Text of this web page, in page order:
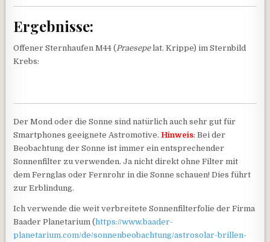
Ergebnisse:
Offener Sternhaufen M44 ( Praesepelat. Krippe) im Sternbild
Krebs:
Der Mond oder die Sonne sind natürlich auch sehr gut für
Smartphones geeignete Astromotive. Hinweis: Bei der
Beobachtung der Sonne ist immer ein entsprechender
Sonnenfilter zu verwenden. Ja nicht direkt ohne Filter mit
dem Fernglas oder Fernrohr in die Sonne schauen! Dies führt
zur Erblindung.
Ich verwende die weit verbreitete Sonnenfilterfolie der Firma
Baader Planetarium (https://www.baader-
planetarium.com/de/sonnenbeobachtung/astrosolar-brillen-